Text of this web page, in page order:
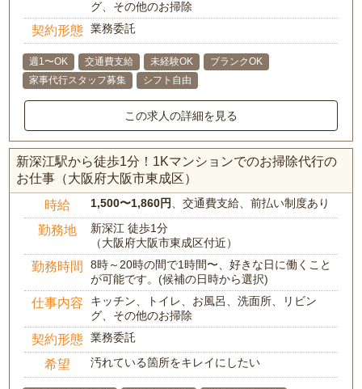
グ、その他のお掃除
契約形態 業務委託
週1〜OK 交通費支給 未経験OK
ブランクOK
家事代行スタッフ募集
シフト自由
この求人の詳細を見る
新深江駅から徒歩1分！1Kマンションでのお掃除代行の
お仕事（大阪府大阪市東成区）
時給 1,500〜1,860円 、交通費支給、前払い制度あり
勤務地
新深江 徒歩1分
（大阪府大阪市東成区付近）
勤務時間
8時～20時の間で1時間〜、好きな日に働くこと
が可能です。(候補の日時から選択)
仕事内容
キッチン、トイレ、お風呂、洗面所、リビン
グ、その他のお掃除
契約形態 業務委託
希望 汚れている箇所をキレイにしたい